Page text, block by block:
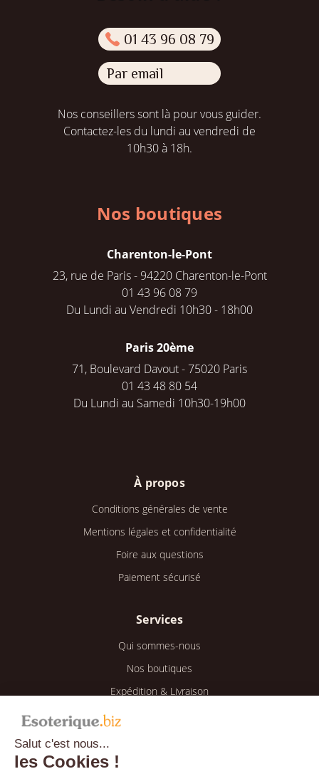
Salut c'est nous...
les Cookies !
01 43 96 08 79
Par email
Nos conseillers sont là pour vous guider.
Contactez-les du lundi au vendredi de
10h30 à 18h.
Nos boutiques
Charenton-le-Pont
23, rue de Paris - 94220 Charenton-le-Pont
01 43 96 08 79
Du Lundi au Vendredi 10h30 - 18h00
Paris 20ème
71, Boulevard Davout - 75020 Paris
01 43 48 80 54
Du Lundi au Samedi 10h30-19h00
À propos
Conditions générales de vente
Mentions légales et confidentialité
Foire aux questions
Paiement sécurisé
Services
Qui sommes-nous
Nos boutiques
Expédition & Livraison
Retour & Remboursement